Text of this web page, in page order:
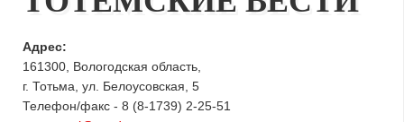
Адрес:
161300, Вологодская область,
г. Тотьма, ул. Белоусовская, 5
Телефон/факс - 8 (8-1739) 2-25-51